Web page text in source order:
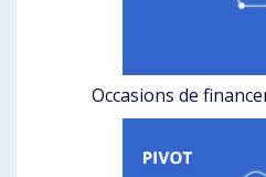
Occasions de